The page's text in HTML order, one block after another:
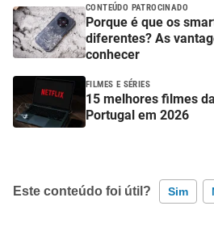
CONTEÚDO PATROCINADO
Porque é que os
diferentes? As
conhecer
FILMES E SÉRIES
15 melhores filmes
Portugal em 2026
Este conteúdo foi útil? Sim